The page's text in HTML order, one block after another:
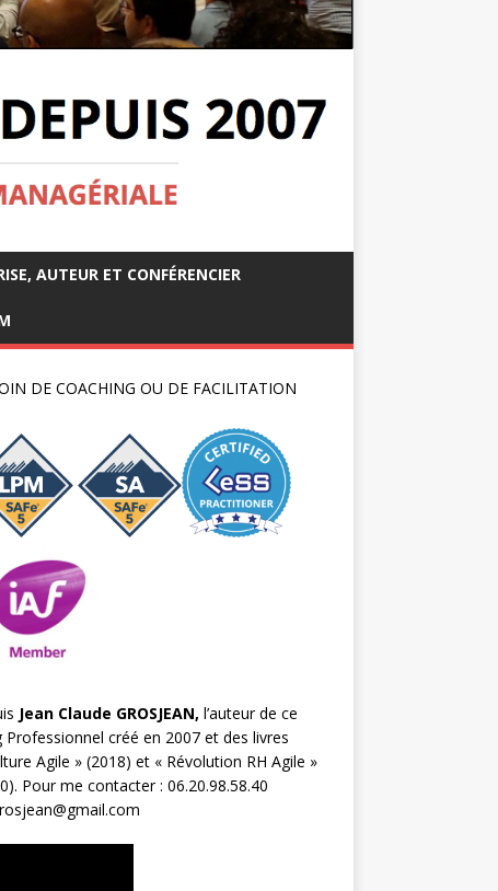
AUTEUR ET CONFÉRENCIER
DE COACHING OU DE FACILITATION
Jean Claude GROSJEAN, l’auteur de ce
Professionnel créé en 2007 et des livres
Agile » (2018) et « Révolution RH Agile »
Pour me contacter : 06.20.98.58.40